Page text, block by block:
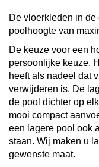
inhoud
De vloerkleden in
poolhoogte van
De keuze voor een
persoonlijke keuze.
heeft als nadeel dat
verwijderen is. De
de pool dichter op
mooi compact
een lagere pool ook
staan. Wij maken u
gewenste maat.